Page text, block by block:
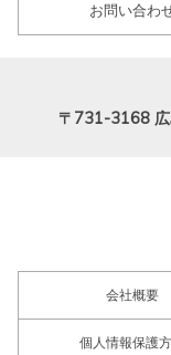
お問い合わ
〒731-3168
会社概要
個人情報保護